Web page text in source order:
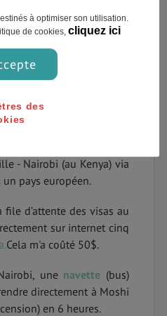
souvenirs…
VOL VOUS FAIT
TEMPS ET DE
international tout
- Nairobi (au Kenya) via
pays européen.
file d’attente des visas au
sur internet cinq
Cela m'a coûté 50$.
une navette (bus)
directement à Moshi
en 6 heures.
à optimiser son utilisation.
de cookies,cliquez ici
des